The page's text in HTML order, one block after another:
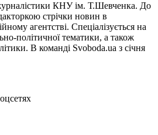
КНУ ім. Т.Шевченка. До
стрічки новин в
агентстві. Спеціалізується на
політичної тематики, а також
В команді Svoboda.ua з січня